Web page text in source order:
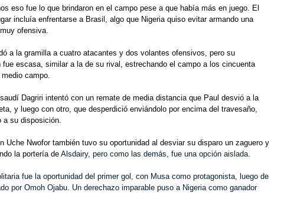
eso fue lo que brindaron en el campo pese a que había más en juego. El
incluía enfrentarse a Brasil, algo que Nigeria quiso evitar armando una
ofensiva.
a la gramilla a cuatro atacantes y dos volantes ofensivos, pero su
fue escasa, similar a la de su rival, estrechando el campo a los cincuenta
campo.
Dagriri intentó con un remate de media distancia que Paul desvió a la
y luego con otro, que desperdició enviándolo por encima del travesaño,
a su disposición.
Uche Nwofor también tuvo su oportunidad al desviar su disparo un zaguero y
la portería de Alsdairy, pero como las demás, fue una opción aislada.
fue la oportunidad del primer gol, con Musa como protagonista, luego de
por Omoh Ojabu. Un derechazo imparable puso a Nigeria como ganador